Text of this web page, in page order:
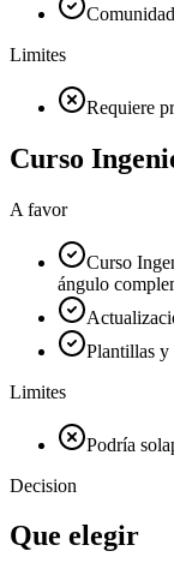
Limites
Requiere
Curso
A favor
Curso
ángulo
Plantillas y
Limites
Podría
Decision
Que elegir